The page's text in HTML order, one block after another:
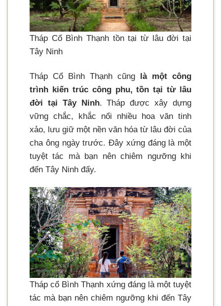
Tháp Cổ Bình Thạnh tồn tại từ lâu đời tại
Tây Ninh
Tháp Cổ Bình Thạnh cũng là một công
trình kiến trúc công phu, tồn tại từ lâu
đời tại Tây Ninh. Tháp được xây dựng
vững chắc, khắc nổi nhiều hoa văn tinh
xảo, lưu giữ một nền văn hóa từ lâu đời của
cha ông ngày trước. Đây xứng đáng là một
tuyệt tác mà bạn nên chiêm ngưỡng khi
đến Tây Ninh đấy.
Tháp cổ Bình Thạnh xứng đáng là một tuyệt
tác mà bạn nên chiêm ngưỡng khi đến Tây